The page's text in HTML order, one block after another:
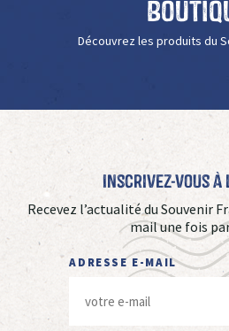
Découvrez les produits du
Inscrivez-vous à
Recevez l’actualité du Souvenir
mail une fois
ADRESSE E-MAIL